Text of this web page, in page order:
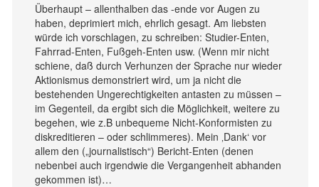
Überhaupt – allenthalben das -ende vor Augen zu
haben, deprimiert mich, ehrlich gesagt. Am liebsten
würde ich vorschlagen, zu schreiben: Studier-Enten,
Fahrrad-Enten, Fußgeh-Enten usw. (Wenn mir nicht
schiene, daß durch Verhunzen der Sprache nur wieder
Aktionismus demonstriert wird, um ja nicht die
bestehenden Ungerechtigkeiten antasten zu müssen –
im Gegenteil, da ergibt sich die Möglichkeit, weitere zu
begehen, wie z.B unbequeme Nicht-Konformisten zu
diskreditieren – oder schlimmeres). Mein ‚Dank‘ vor
allem den („journalistisch“) Bericht-Enten (denen
nebenbei auch irgendwie die Vergangenheit abhanden
gekommen ist)…